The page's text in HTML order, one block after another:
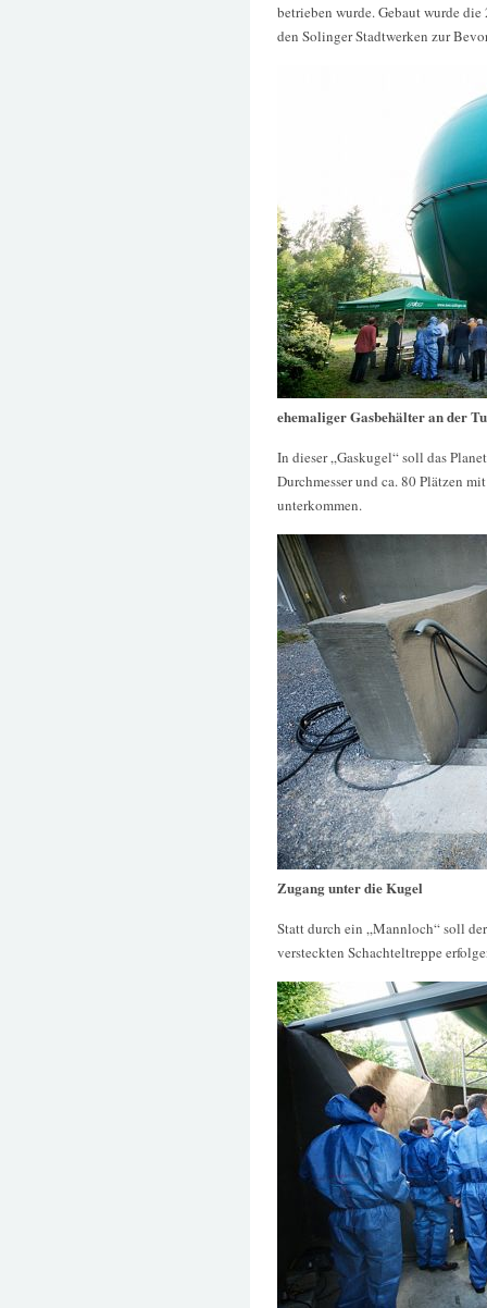
betrieben wurde. Gebaut wurde
den Solinger Stadtwerken zur
ehemaliger Gasbehälter an der
In dieser „Gaskugel“ soll das
Durchmesser und ca. 80 Plätzen
unterkommen.
Zugang unter die Kugel
Statt durch ein „Mannloch“ soll
versteckten Schachteltreppe